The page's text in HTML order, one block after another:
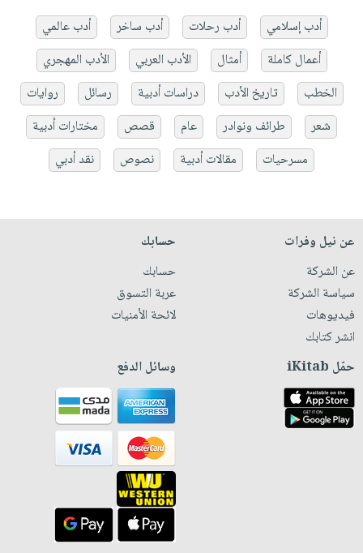
أدب إسلامي أدب رحلات أدب ساخر
أدب عالمي
أعمال كاملة
أمثال الأدب العربي
الأدب المهجري
الخطب
تاريخ الأدب دراسات أدبية رسائل
روايات
شعر
طرائف ونوادر عام قصص
مختارات أدبية
مسرحيات
مقالات أدبية نصوص نقد أدبي
عن نيل وفرات
عن الشركة
سياسة الشركة
فيديوهات
انشر كتابك
حسابك
حسابك
عربة التسوق
لائحة الأمنيات
حمّل iKitab وسائل الدفع